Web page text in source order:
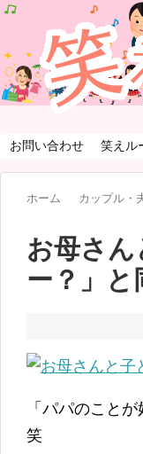
お問い合わせ 笑えル
ホーム カップル・
お母さ
ー？」と
「パパのこと
笑